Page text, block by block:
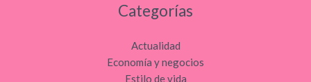
Categorías
Actualidad
Economía y negocios
Estilo de vida